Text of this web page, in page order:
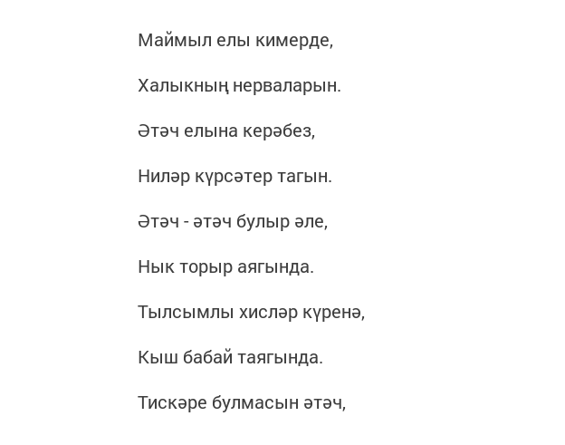
Маймыл елы кимерде,
Халыкның нерваларын.
Әтәч елына керәбез,
Ниләр күрсәтер тагын.
Әтәч - әтәч булыр әле,
Нык торыр аягында.
Тылсымлы хисләр күренә,
Кыш бабай таягында.
Тискәре булмасын әтәч,